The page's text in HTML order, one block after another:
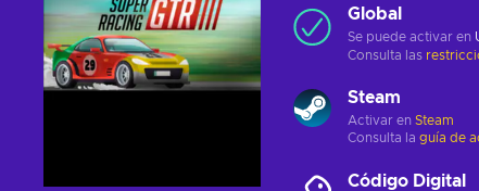
Global
Se puede activar en
Consulta las
Steam
Activar en Steam
Consulta la guía de
Código Digital